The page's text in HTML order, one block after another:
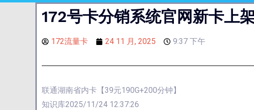
172号卡分销系统官网新卡上
172流量卡 24 11 月, 2025 9:37 下午
联通湖南省内卡【39元190G+200分钟】
知识库2025/11/24 12:37:26